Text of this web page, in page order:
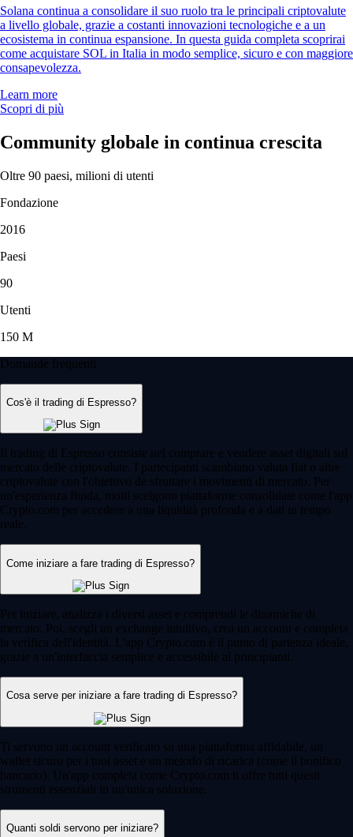
Solana continua a consolidare il suo ruolo tra le principali criptovalute
a livello globale, grazie a costanti innovazioni tecnologiche e a un
ecosistema in continua espansione. In questa guida completa scoprirai
come acquistare SOL in Italia in modo semplice, sicuro e con maggiore
consapevolezza.
Learn more
Scopri di più
Community globale in continua crescita
Oltre 90 paesi, milioni di utenti
Fondazione
2016
Paesi
90
Utenti
150 M
Domande frequenti
Cos'è il trading di Espresso?
Il trading di Espresso consiste nel comprare e vendere asset digitali sul
mercato delle criptovalute. I partecipanti scambiano valuta fiat o altre
criptovalute con l'obiettivo de sfruttare i movimenti di mercato. Per
un'esperienza fluida, molti scelgono piattaforme consolidate come l'app
Crypto.com per accedere a una liquidità profonda e a dati in tempo
reale.
Come iniziare a fare trading di Espresso?
Per iniziare, analizza i diversi asset e comprendi le dinamiche di
mercato. Poi, scegli un exchange intuitivo, crea un account e completa
la verifica dell'identità. L'app Crypto.com è il punto di partenza ideale,
grazie a un'interfaccia semplice e accessibile ai principianti.
Cosa serve per iniziare a fare trading di Espresso?
Ti servono un account verificato su una piattaforma affidabile, un
wallet sicuro per i tuoi asset e un metodo di ricarica (come il bonifico
bancario). Un'app completa come Crypto.com ti offre tutti questi
strumenti essenziali in un'unica soluzione.
Quanti soldi servono per iniziare?